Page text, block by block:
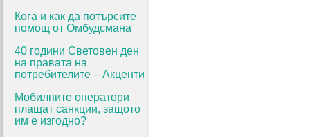
Кога и как да потърсите
помощ от Омбудсмана
40 години Световен ден
на правата на
потребителите – Акценти
Мобилните оператори
плащат санкции, защото
им е изгодно?